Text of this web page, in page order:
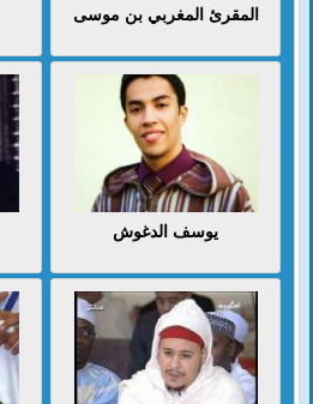
المقرئ المغربي بن موسى
يوسف الدغوش